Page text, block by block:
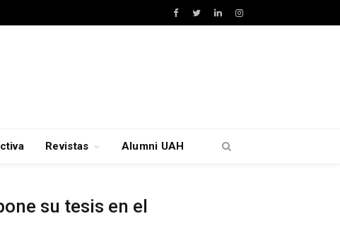
Facebook
TwitterLinkedInInstagram
Revistas Alumni UAH
su tesis en el